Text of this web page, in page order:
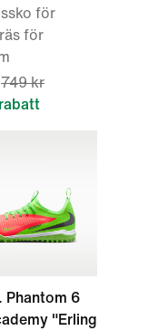
för
för
749 kr
Phantom 6
"Erling